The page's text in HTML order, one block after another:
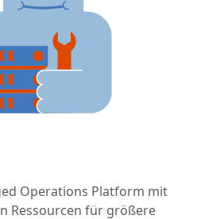
Operations Platform mit
Ressourcen für größere